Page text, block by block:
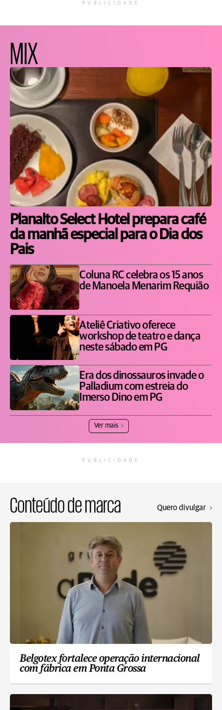
PUBLICIDADE
MIX
Planalto Select Hotel prepara café
da manhã especial para o Dia dos
Pais
Coluna RC celebra os 15 anos
de Manoela Menarim Requião
Ateliê Criativo oferece
workshop de teatro e dança
neste sábado em PG
Era dos dinossauros invade o
Palladium com estreia do
Imerso Dino em PG
Ver mais
PUBLICIDADE
Conteúdo de marca Quero divulgar
Belgotex fortalece operação internacional
com fábrica em Ponta Grossa